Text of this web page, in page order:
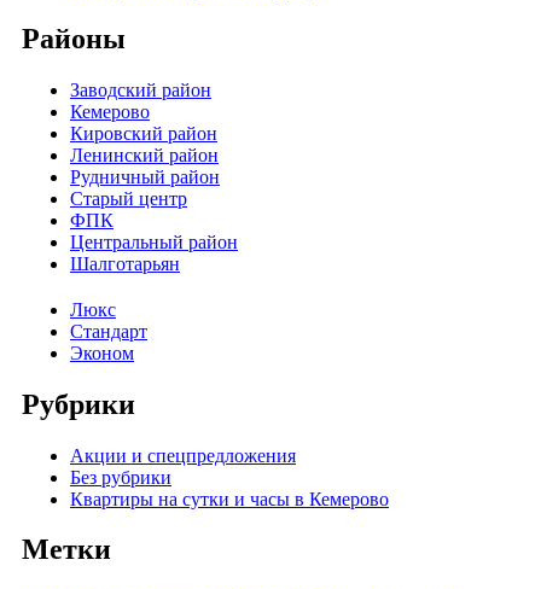
Районы
Заводский район
Кемерово
Кировский район
Ленинский район
Рудничный район
Старый центр
ФПК
Центральный район
Шалготарьян
Люкс
Стандарт
Эконом
Рубрики
Акции и спецпредложения
Без рубрики
Квартиры на сутки и часы в Кемерово
Метки